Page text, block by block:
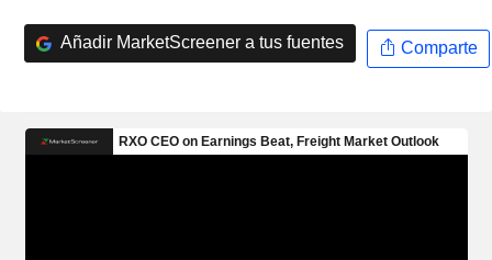
Añadir MarketScreener a tus fuentes Comparte